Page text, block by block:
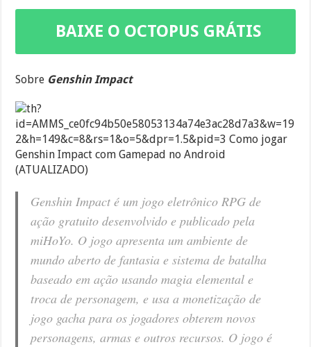
BAIXE O OCTOPUS GRÁTIS
Sobre Genshin Impact
Genshin Impact é um jogo eletrônico RPG de
ação gratuito desenvolvido e publicado pela
miHoYo. O jogo apresenta um ambiente de
mundo aberto de fantasia e sistema de batalha
baseado em ação usando magia elemental e
troca de personagem, e usa a monetização de
jogo gacha para os jogadores obterem novos
personagens, armas e outros recursos. O jogo é